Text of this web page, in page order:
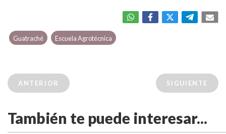
Guatraché Escuela Agrotécnica
ANTERIOR SIGUIENTE
También te puede interesar...